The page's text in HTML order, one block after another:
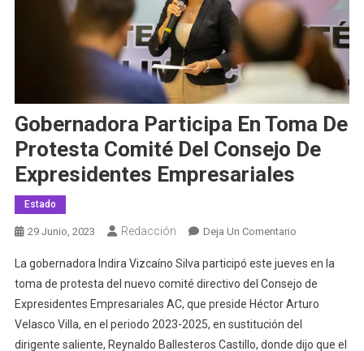
Gobernadora Participa En Toma De
Protesta Comité Del Consejo De
Expresidentes Empresariales
Estado
29 Junio, 2023 Redacción Deja Un ComentarioEn
Participa
En
Toma
De
Protesta
La gobernadora Indira Vizcaíno Silva participó este jueves en la
toma de protesta del nuevo comité directivo del Consejo de
Expresidentes Empresariales AC, que preside Héctor Arturo
Velasco Villa, en el periodo 2023-2025, en sustitución del
dirigente saliente, Reynaldo Ballesteros Castillo, donde dijo que el